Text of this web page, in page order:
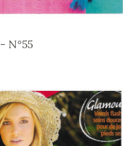
- N°55